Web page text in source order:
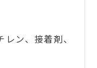
ン、接着剤、